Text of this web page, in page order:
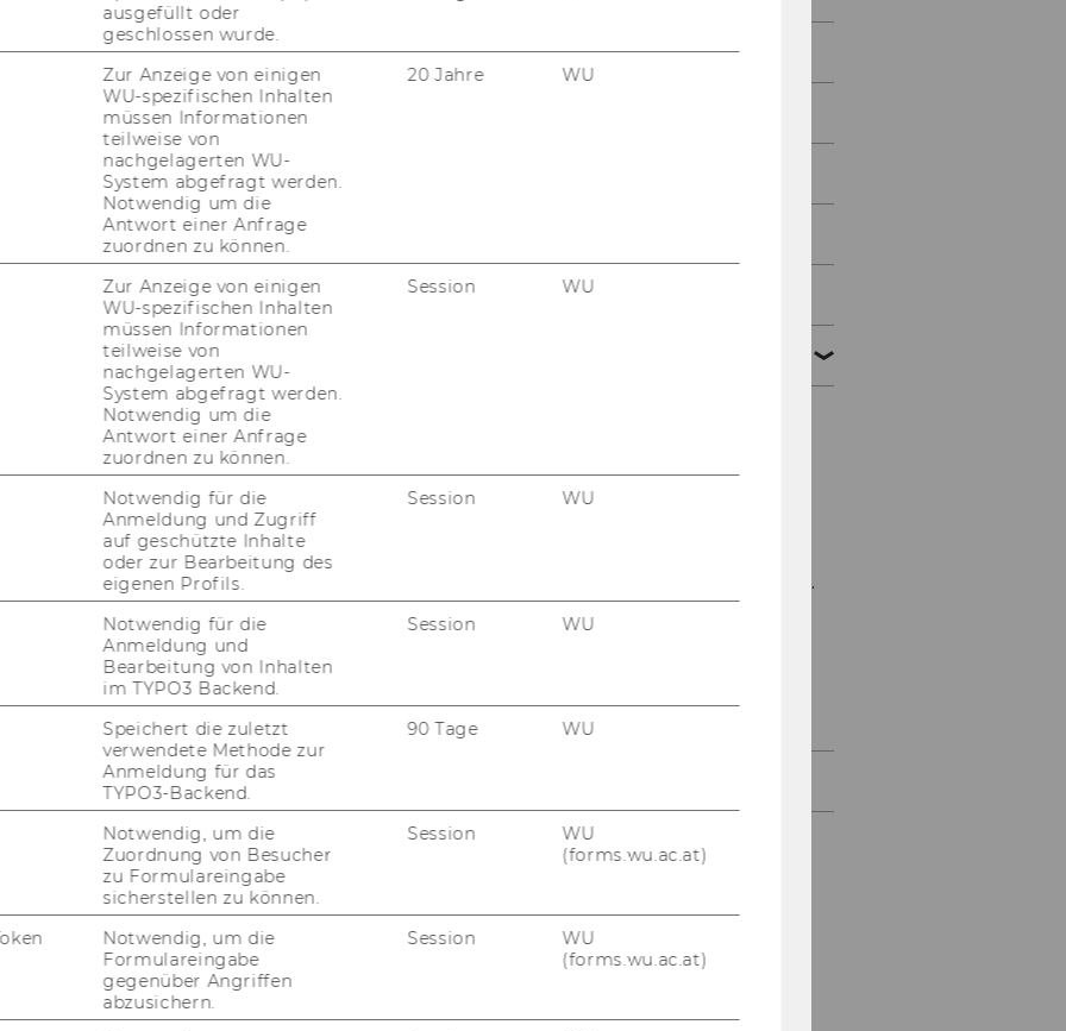
Projektleiterinnen und
Projektleiterinnen und
Accounting
von Stellen für wissenschaftliches
von Stellen für allgemeines Personal
2010, 48. Stück350)
28 Universitätsgesetz 2002
Personals gemäß § 26
gemäß § 5 der Richtlinie des Rektorats
und Arbeitnehmern
gemäß § 28 Universitätsgesetz 2002,
vom 27.2.2004, idgF (Abschluss von
sowie Arbeitsverträgen
der Richtlinie)
Univ.Prof. Dr. Stefan Pichler
März 2010
Juli 2010
Mitteilungsblatt vom 18.
August 2010, 48. Stück
Stück
ausgefüllt oder
geschlossen wurde.
Zur Anzeige von einigen
WU-spezifischen Inhalten
müssen Informationen
teilweise von
nachgelagerten WU-
System abgefragt werden.
Notwendig um die
Antwort einer Anfrage
zuordnen zu können.
20 Jahre WU
Zur Anzeige von einigen
WU-spezifischen Inhalten
müssen Informationen
teilweise von
nachgelagerten WU-
System abgefragt werden.
Notwendig um die
Antwort einer Anfrage
zuordnen zu können.
Session WU
Notwendig für die
Anmeldung und Zugriff
auf geschützte Inhalte
oder zur Bearbeitung des
eigenen Profils.
Session WU
Notwendig für die
Anmeldung und
Bearbeitung von Inhalten
im TYPO3 Backend.
Session WU
Speichert die zuletzt
verwendete Methode zur
Anmeldung für das
TYPO3-Backend.
90 Tage WU
Notwendig, um die
Zuordnung von Besucher
zu Formulareingabe
sicherstellen zu können.
Session
WU
(forms.wu.ac.at)
Notwendig, um die
Formulareingabe
gegenüber Angriffen
abzusichern.
Session
WU
(forms.wu.ac.at)